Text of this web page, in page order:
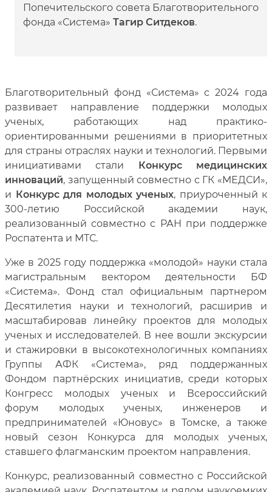
Попечительского совета Благотворительного
фонда «Система» Тагир Ситдеков.
Благотворительный фонд «Система» с 2024 года
развивает направление поддержки молодых
ученых, работающих над практико-
ориентированными решениями в приоритетных
для страны отраслях науки и технологий. Первыми
инициативами стали
Конкурс медицинских
инноваций, запущенный совместно с ГК «МЕДСИ»,
и Конкурс для молодых ученых, приуроченный к
300-летию Российской академии наук,
реализованный совместно с РАН при поддержке
Роспатента и МТС.
Уже в 2025 году поддержка «молодой» науки стала
магистральным вектором деятельности БФ
«Система». Фонд стал официальным партнером
Десятилетия науки и технологий, расширив и
масштабировав линейку проектов для молодых
ученых и исследователей. В нее вошли экскурсии
и стажировки в высокотехнологичных компаниях
Группы АФК «Система», ряд поддержанных
Фондом партнёрских инициатив, среди которых
Конгресс молодых ученых и Всероссийский
форум молодых ученых, инженеров и
предпринимателей «Юновус» в Томске, а также
новый сезон Конкурса для молодых ученых,
ставшего флагманским проектом направления.
Конкурс, реализованный совместно с Российской